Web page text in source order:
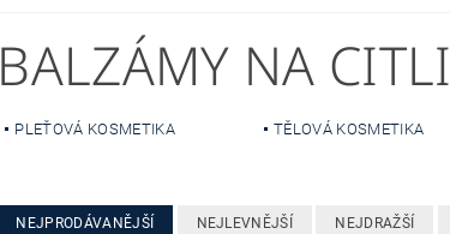
BALZÁMY NA
PLEŤOVÁ KOSMETIKA TĚLOVÁ KOSMETIKA
NEJPRODÁVANĚJŠÍ NEJLEVNĚJŠÍ NEJDRAŽŠÍ